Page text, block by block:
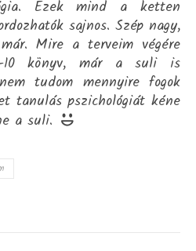
Ezek mind a ketten
sajnos. Szép nagy,
Mire a terveim végére
könyv, már a suli is
tudom mennyire fogok
tanulás pszichológiát kéne
a suli.